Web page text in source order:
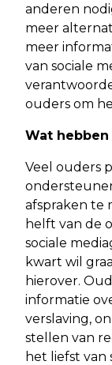
anderen
meer
meer
van sociale
ouders om
Wat
Veel ouders
afspraken te
helft van de
sociale
kwart wil
hierover.
informatie
verslaving,
stellen van
het liefst